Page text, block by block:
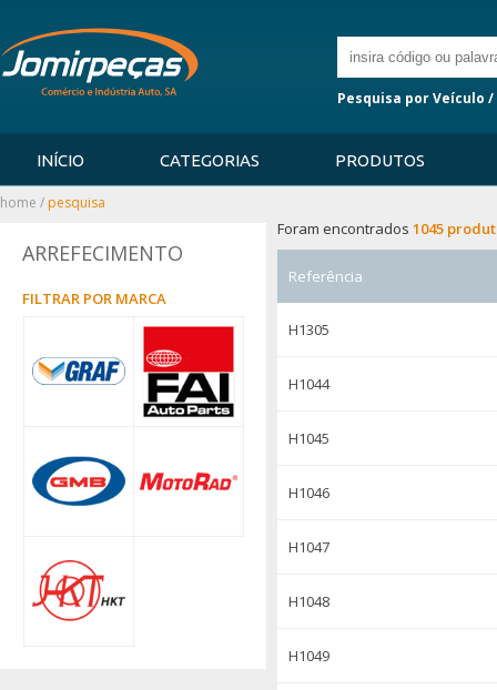
Pesquisa por Veículo
INÍCIO CATEGORIAS PRODUTOS
home / pesquisa
ARREFECIMENTO
FILTRAR POR MARCA
Foram encontrados 1045
Referência
H1305
H1044
H1045
H1046
H1047
H1048
H1049